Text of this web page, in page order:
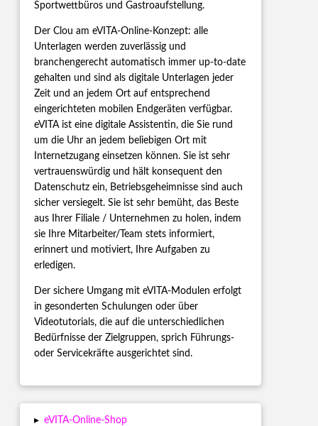
Sportwettbüros und Gastroaufstellung.
Der Clou am eVITA-Online-Konzept: alle
Unterlagen werden zuverlässig und
branchengerecht automatisch immer up-to-date
gehalten und sind als digitale Unterlagen jeder
Zeit und an jedem Ort auf entsprechend
eingerichteten mobilen Endgeräten verfügbar.
eVITA ist eine digitale Assistentin, die Sie rund
um die Uhr an jedem beliebigen Ort mit
Internetzugang einsetzen können. Sie ist sehr
vertrauenswürdig und hält konsequent den
Datenschutz ein, Betriebsgeheimnisse sind auch
sicher versiegelt. Sie ist sehr bemüht, das Beste
aus Ihrer Filiale / Unternehmen zu holen, indem
sie Ihre Mitarbeiter/Team stets informiert,
erinnert und motiviert, Ihre Aufgaben zu
erledigen.
Der sichere Umgang mit eVITA-Modulen erfolgt
in gesonderten Schulungen oder über
Videotutorials, die auf die unterschiedlichen
Bedürfnisse der Zielgruppen, sprich Führungs-
oder Servicekräfte ausgerichtet sind.
▸ eVITA-Online-Shop